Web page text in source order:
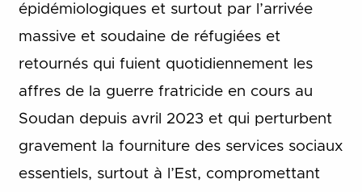
épidémiologiques et surtout par l’arrivée
massive et soudaine de réfugiées et
retournés qui fuient quotidiennement les
affres de la guerre fratricide en cours au
Soudan depuis avril 2023 et qui perturbent
gravement la fourniture des services sociaux
essentiels, surtout à l’Est, compromettant